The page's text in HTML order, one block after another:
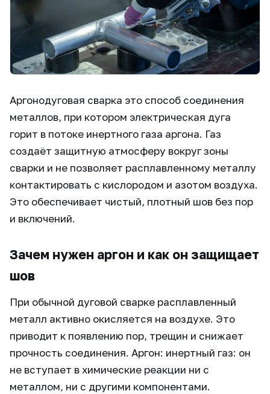
Аргонодуговая сварка это способ соединения
металлов, при котором электрическая дуга
горит в потоке инертного газа аргона. Газ
создаёт защитную атмосферу вокруг зоны
сварки и не позволяет расплавленному металлу
контактировать с кислородом и азотом воздуха.
Это обеспечивает чистый, плотный шов без пор
и включений.
Зачем нужен аргон и как он защищает
шов
При обычной дуговой сварке расплавленный
металл активно окисляется на воздухе. Это
приводит к появлению пор, трещин и снижает
прочность соединения. Аргон: инертный газ: он
не вступает в химические реакции ни с
металлом, ни с другими компонентами.